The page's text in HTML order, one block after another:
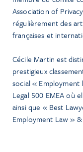
Association of
régulièrement des
françaises et
Cécile Martin est
prestigieux
social « Employment
Legal 500 EMEA où
ainsi que « Best
Employment Law »